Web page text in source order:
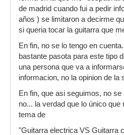
de madrid cuando fui a pedir
años ) se limitaron a decirme
si queria tocar la guitarra que
En fin, no se lo tengo en
bastante pasota para este tipo
una persona que va a
informacion, no la opinion de la
En fin, que asi seguimos, no
no... la verdad que lo único que
tema de
"Guitarra electrica VS Guitarra